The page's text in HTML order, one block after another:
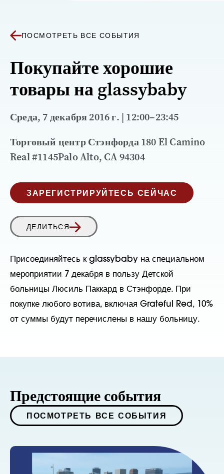
ПОСМОТРЕТЬ ВСЕ СОБЫТИЯ
Покупайте хорошие
товары на glassybaby
Среда, 7 декабря 2016 г. | 12:00–23:45
Торговый центр Стэнфорда 180 El Camino
Real #1145Palo Alto, CA 94304
ЗАРЕГИСТРИРУЙТЕСЬ СЕЙЧАС
ДЕЛИТЬСЯ
Присоединяйтесь к glassybaby на специальном
мероприятии 7 декабря в пользу Детской
больницы Люсиль Паккард в Стэнфорде. При
покупке любого вотива, включая Grateful Red, 10%
от суммы будут перечислены в нашу больницу.
Предстоящие события
ПОСМОТРЕТЬ ВСЕ СОБЫТИЯ